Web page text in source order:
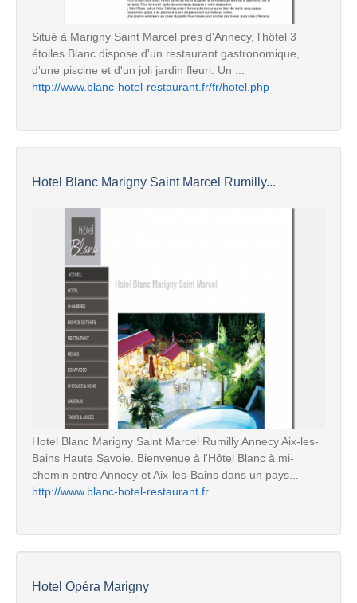
Situé à Marigny Saint Marcel près d'Annecy, l'hôtel 3
étoiles Blanc dispose d'un restaurant gastronomique,
d'une piscine et d'un joli jardin fleuri. Un ...
http://www.blanc-hotel-restaurant.fr/fr/hotel.php
Hotel Blanc Marigny Saint Marcel Rumilly...
Hotel Blanc Marigny Saint Marcel Rumilly Annecy Aix-les-
Bains Haute Savoie. Bienvenue à l'Hôtel Blanc à mi-
chemin entre Annecy et Aix-les-Bains dans un pays...
http://www.blanc-hotel-restaurant.fr
Hotel Opéra Marigny